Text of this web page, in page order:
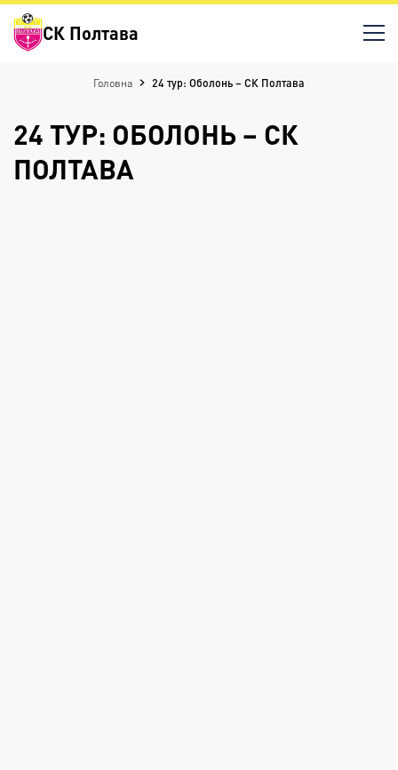
СК Полтава
Головна 24 тур: Оболонь – СК Полтава
24 ТУР: ОБОЛОНЬ – СК
ПОЛТАВА